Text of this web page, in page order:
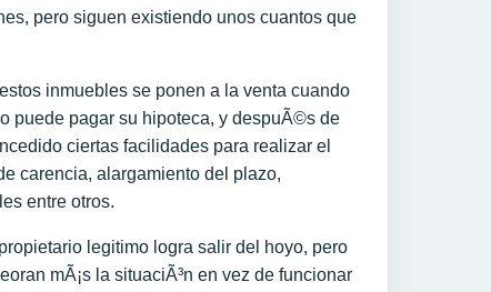
pero siguen existiendo unos cuantos que
inmuebles se ponen a la venta cuando
puede pagar su hipoteca, y despuÃ©s de
ciertas facilidades para realizar el
carencia, alargamiento del plazo,
entre otros.
legitimo logra salir del hoyo, pero
mÃ¡s la situaciÃ³n en vez de funcionar